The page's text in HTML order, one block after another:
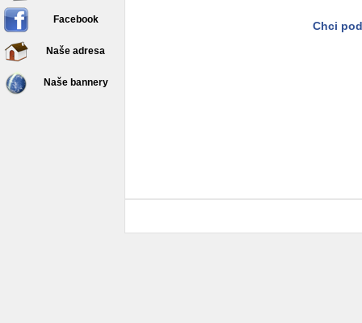
Facebook
Naše adresa
Naše bannery
Chci